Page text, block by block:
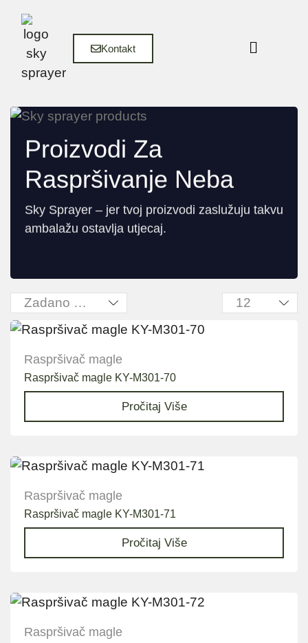
Kontakt
Proizvodi Za
Raspršivanje Neba
Sky Sprayer – jer tvoj proizvodi zaslužuju takvu
ambalažu ostavlja utjecaj.
Raspršivač magle
Raspršivač magle KY-M301-70
Pročitaj Više
Raspršivač magle
Raspršivač magle KY-M301-71
Pročitaj Više
Raspršivač magle